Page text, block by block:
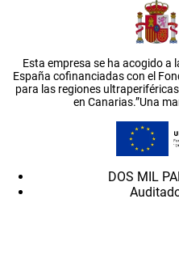
Esta empresa se ha acogido a
España cofinanciadas con el
para las regiones
en Canarias.”Una
DOS MIL